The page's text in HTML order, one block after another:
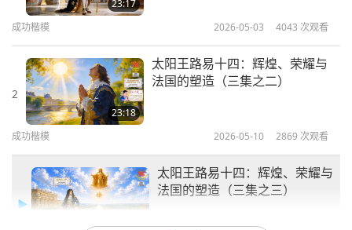
23:17
成功楷模 2026-05-03 4043 次观看
2
23:18
太阳王路易十四：辉煌、荣耀与
法国的塑造（三集之二）
成功楷模 2026-05-10 2869 次观看
太阳王路易十四：辉煌、荣耀与
法国的塑造（三集之三）